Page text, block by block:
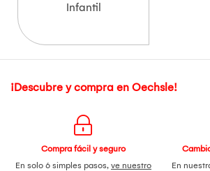
Infantil
¡Descubre y compra en Oechsle!
Compra fácil y seguro
En solo 6 simples pasos, ve nuestro
En